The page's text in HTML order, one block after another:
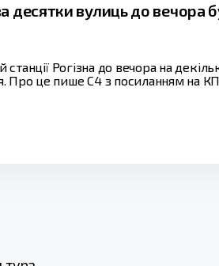
десятки вулиць до вечора
станції Рогізна до вечора на
Про це пише С4 з посиланням на КП